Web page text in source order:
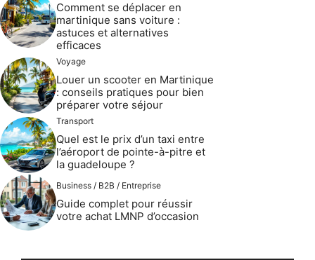
Comment se déplacer en
martinique sans voiture :
astuces et alternatives
efficaces
Voyage
Louer un scooter en Martinique
: conseils pratiques pour bien
préparer votre séjour
Transport
Quel est le prix d’un taxi entre
l’aéroport de pointe-à-pitre et
la guadeloupe ?
Business / B2B / Entreprise
Guide complet pour réussir
votre achat LMNP d’occasion